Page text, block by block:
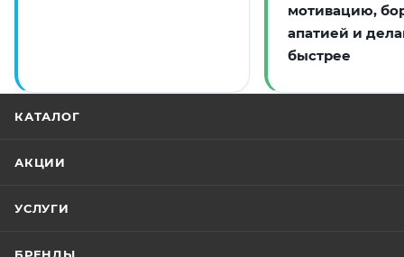
мотивацию,
апатией и
быстрее
КАТАЛОГ
АКЦИИ
УСЛУГИ